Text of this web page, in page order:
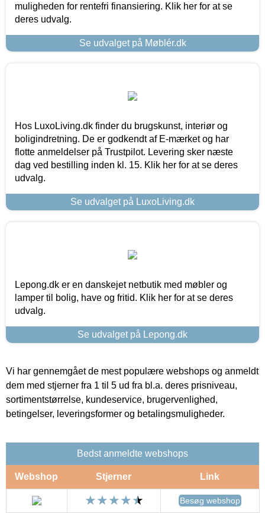
muligheden for rentefri finansiering. Klik her for at se
deres udvalg.
Se udvalget på Møblér.dk
Hos LuxoLiving.dk finder du brugskunst, interiør og
boligindretning. De er godkendt af E-mærket og har
flotte anmeldelser på Trustpilot. Levering sker næste
dag ved bestilling inden kl. 15. Klik her for at se deres
udvalg.
Se udvalget på LuxoLiving.dk
Lepong.dk er en danskejet netbutik med møbler og
lamper til bolig, have og fritid. Klik her for at se deres
udvalg.
Se udvalget på Lepong.dk
Vi har gennemgået de mest populære webshops og anmeldt
dem med stjerner fra 1 til 5 ud fra bl.a. deres prisniveau,
sortimentstørrelse, kundeservice, brugervenlighed,
betingelser, leveringsformer og betalingsmuligheder.
Bedst anmeldte webshops
Webshop Stjerner Link
Besøg webshop